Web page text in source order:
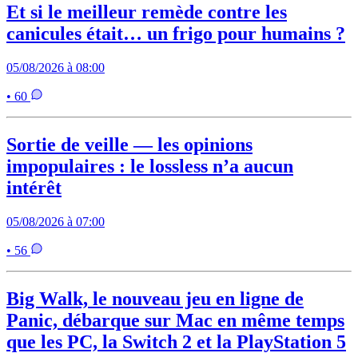
Et si le meilleur remède contre les
canicules était… un frigo pour humains ?
05/08/2026 à 08:00
• 60
Sortie de veille — les opinions
impopulaires : le lossless n’a aucun
intérêt
05/08/2026 à 07:00
• 56
Big Walk, le nouveau jeu en ligne de
Panic, débarque sur Mac en même temps
que les PC, la Switch 2 et la PlayStation 5